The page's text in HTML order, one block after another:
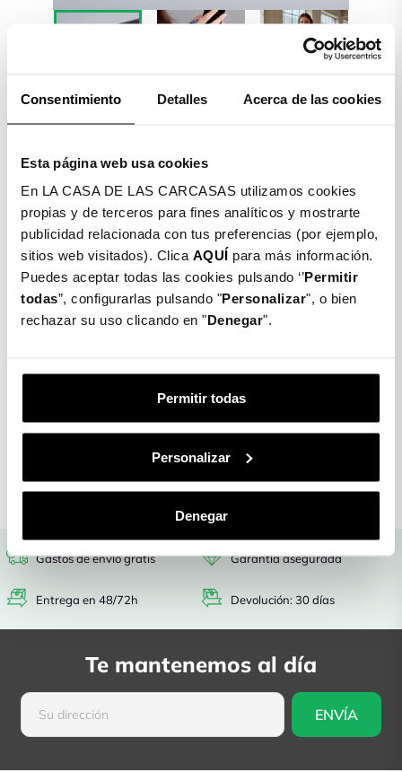
Consentimiento Detalles Acerca de las cookies
Esta página web usa cookies
En LA CASA DE LAS CARCASAS utilizamos cookies
propias y de terceros para fines analíticos y mostrarte
publicidad relacionada con tus preferencias (por ejemplo,
sitios web visitados). Clica AQUÍ para más información.
Puedes aceptar todas las cookies pulsando ‘’Permitir
todas”, configurarlas pulsando "Personalizar", o bien
rechazar su uso clicando en "Denegar".
Permitir todas
Personalizar
Denegar

Detalles producto
COLGANTE CADENA PARA
TU MÓVIL
$ 9.500
Color: Azul
48/72h
Garantía
asegurada
Devolución: 30
días
Gastos de envío gratis
Entrega en 48/72h
Garantía asegurada
Devolución: 30 días
Te mantenemos al día